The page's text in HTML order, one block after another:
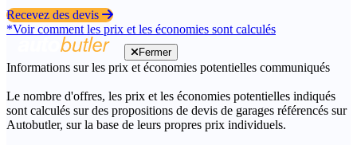
Recevez des devis
*Voir comment les prix et les économies sont calculés
Fermer
Informations sur les prix et économies potentielles communiqués
Le nombre d'offres, les prix et les économies potentielles indiqués
sont calculés sur des propositions de devis de garages référencés sur
Autobutler, sur la base de leurs propres prix individuels.